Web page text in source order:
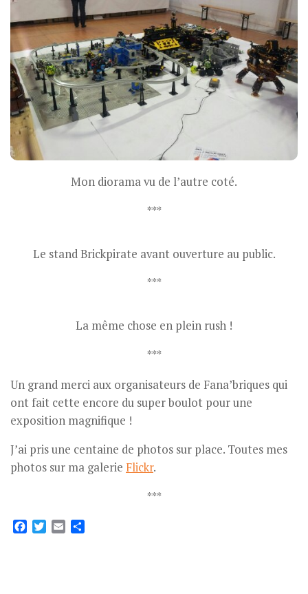
Mon diorama vu de l’autre coté.
***
Le stand Brickpirate avant ouverture au public.
***
La même chose en plein rush !
***
Un grand merci aux organisateurs de Fana’briques qui
ont fait cette encore du super boulot pour une
exposition magnifique !
J’ai pris une centaine de photos sur place. Toutes mes
photos sur ma galerie Flickr.
***
Facebook
Twitter
Email